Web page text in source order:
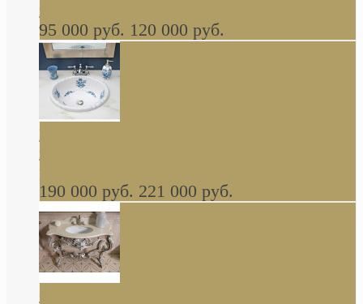
навесное КОМПЛЕКТ
95 000 руб. 120 000 руб.
Decorated Bathroom раковина овальная
встраиваемая для ванной с рисунком синяя
роза В НАЛИЧИИ
190 000 руб. 221 000 руб.